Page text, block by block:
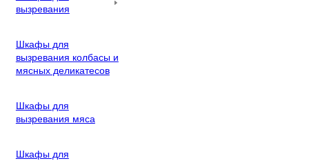
вызревания
Шкафы для
вызревания колбасы и
мясных деликатесов
Шкафы для
вызревания мяса
Шкафы для